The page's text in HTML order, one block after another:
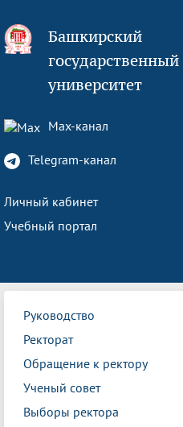
Башкирский
университет
Max-канал
Telegram-канал
Личный кабинет
Учебный портал
Руководство
Ректорат
Обращение к ректору
Ученый совет
Выборы ректора